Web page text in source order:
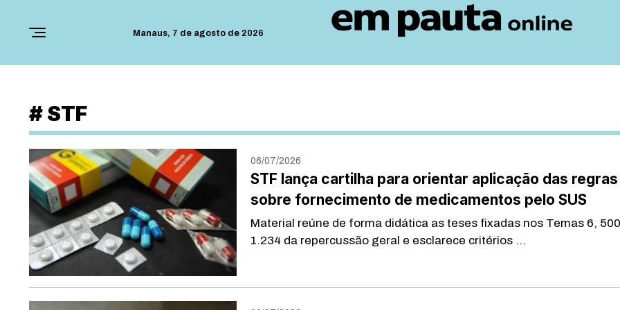
Manaus, 7 de agosto de 2026
#STF
06/07/2026
STF lança cartilha para orientar aplicação das regras
sobre fornecimento de medicamentos pelo SUS
Material reúne de forma didática as teses fixadas nos Temas 6,
1.234 da repercussão geral e esclarece critérios ...